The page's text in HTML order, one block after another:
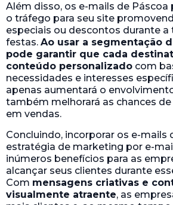
Além disso, os e-mails de
o tráfego para seu site
especiais ou descontos durante
festas. Ao usar a segmentação
pode garantir que cada
conteúdo personalizado com
necessidades e interesses
apenas aumentará o
também melhorará as chances
em vendas.
Concluindo, incorporar os e-mails
estratégia de marketing por e-
inúmeros benefícios para as
alcançar seus clientes durante
Com mensagens criativas e
visualmente atraente, as